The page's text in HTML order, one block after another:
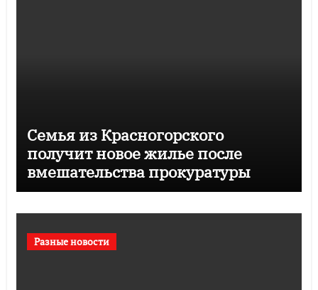
Семья из Красногорского
получит новое жилье после
вмешательства прокуратуры
Разные новости